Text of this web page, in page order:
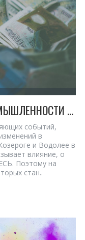
В МИРЕ ДЕНЕГ, ПИЩЕВОЙ ПРОМЫШЛЕННОСТИ И МЕДИЦИНЫ БОЛЬШИЕ ГЛОБАЛЬНЫЕ ИЗМЕНЕНИЯ ПРОИСХОДЯТ НА 3D И 5D УРОВНЯХ ОДНОВРЕМЕННО - 2023-2024-ПЛУТОН В КОЗЕРОГЕ И ВОДОЛЕЕ
событий,
в
и Водолее в
влияние, о
Поэтому на
стан..